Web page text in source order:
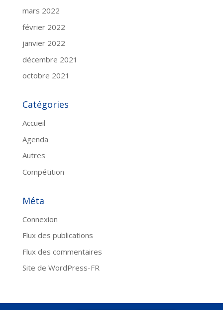
mars 2022
février 2022
janvier 2022
décembre 2021
octobre 2021
Catégories
Accueil
Agenda
Autres
Compétition
Méta
Connexion
Flux des publications
Flux des commentaires
Site de WordPress-FR